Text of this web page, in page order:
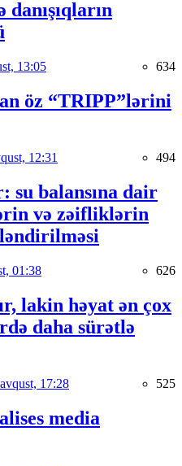
danışıqların
13:05 634
öz “TRIPP”lərini
12:31 494
su balansına dair
və zəifliklərin
01:38 626
lakin həyat ən çox
daha sürətlə
17:28 525
media